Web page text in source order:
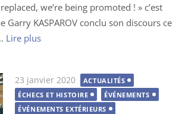
we’re being promoted ! » c’est
Garry KASPAROV conclu son discours ce
Lire plus
Publié
le
23 janvier 2020
ACTUALITÉS
ÉCHECS ET HISTOIRE
ÉVÉNEMENTS
ÉVÉNEMENTS EXTÉRIEURS